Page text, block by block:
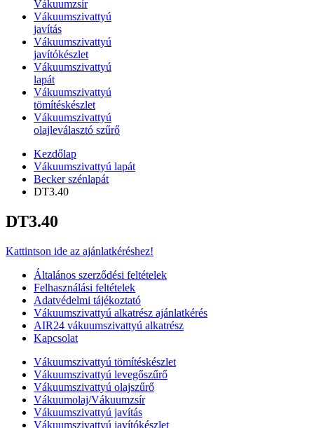
Vákuumzsír
Vákuumszivattyú
javítás
Vákuumszivattyú
javítókészlet
Vákuumszivattyú
lapát
Vákuumszivattyú
tömítéskészlet
Vákuumszivattyú
olajleválasztó szűrő
Kezdőlap
Vákuumszivattyú lapát
Becker szénlapát
DT3.40
DT3.40
Kattintson ide az ajánlatkéréshez!
Általános szerződési feltételek
Felhasználási feltételek
Adatvédelmi tájékoztató
Vákuumszivattyú alkatrész ajánlatkérés
AIR24 vákuumszivattyú alkatrész
Kapcsolat
Vákuumszivattyú tömítéskészlet
Vákuumszivattyú levegőszűrő
Vákuumszivattyú olajszűrő
Vákuumolaj/Vákuumzsír
Vákuumszivattyú javítás
Vákuumszivattyú javítókészlet